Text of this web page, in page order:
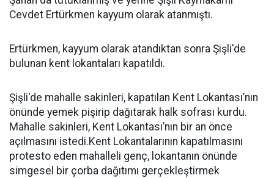
Cevdet Ertürkmen kayyum olarak atanmıştı.
Ertürkmen, kayyum olarak atandıktan sonra Şişli'de
bulunan kent lokantaları kapatıldı.
Şişli'de mahalle sakinleri, kapatılan Kent Lokantası’nın
önünde yemek pişirip dağıtarak halk sofrası kurdu.
Mahalle sakinleri, Kent Lokantası’nın bir an önce
açılmasını istedi.Kent Lokantalarının kapatılmasını
protesto eden mahalleli genç, lokantanın önünde
simgesel bir çorba dağıtımı gerçekleştirmek